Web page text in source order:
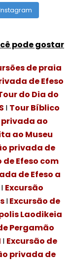
pode gostar
de praia
de Efeso
do Dia do
I Tour Bíblico
privada ao
ao Museu
privada de
Efeso com
de Efeso a
I Excursão
IExcursão de
Laodikeia
Pergamão
I Excursão de
privada de